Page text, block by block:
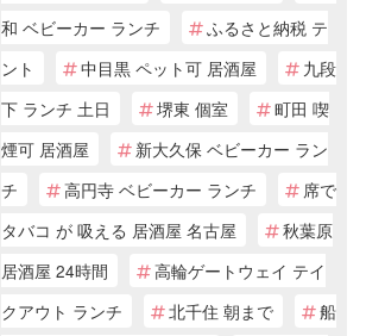
和 ベビーカー ランチ
ふるさと納税 テ
ント
中目黒 ペット可 居酒屋
九段
下 ランチ 土日
堺東 個室
町田 喫
煙可 居酒屋
新大久保 ベビーカー ラン
チ
高円寺 ベビーカー ランチ
席で
タバコ が 吸える 居酒屋 名古屋
秋葉原
居酒屋 24時間
高輪ゲートウェイ テイ
クアウト ランチ
北千住 朝まで
船